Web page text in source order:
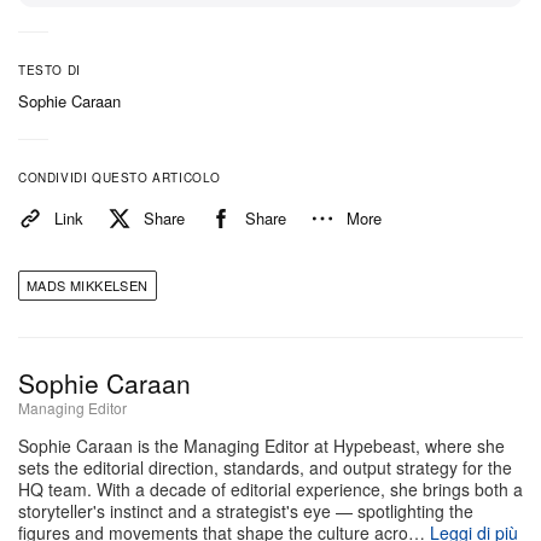
dei miei dollari. Quindi credo di essermi meritato un
po’ di tortura.»
Mikkelsen non finge che la scala di queste
produzioni sia un dettaglio — entrare sul set di
Indiana Jones
da fanboy dichiarato è, ammette, un
rischio del mestiere. Il trucco, dice, sta nel saper
fare triage. «Puoi concederti cinque minuti con la
cominciare a lavorare da attore professionista. Da lì
è mestiere. Ma è anche e semplicemente
recitazione. Devi far funzionare la scena.» Racconta
di aver passato ore ad ascoltare storie e aneddoti di
Harrison Ford — una benedizione, la definisce. «Ma
TESTO DI
Sophie Caraan
CONDIVIDI QUESTO ARTICOLO
Link Share Share More
MADS MIKKELSEN
Sophie Caraan
Managing Editor
Sophie Caraan is the Managing Editor at Hypebeast, where she
sets the editorial direction, standards, and output strategy for the
HQ team. With a decade of editorial experience, she brings both a
storyteller's instinct and a strategist's eye — spotlighting the
figures and movements that shape the culture acro… Leggi di più